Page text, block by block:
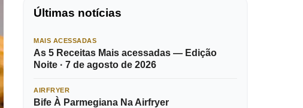
Últimas notícias
MAIS ACESSADAS
As 5 Receitas Mais acessadas — Edição
Noite · 7 de agosto de 2026
AIRFRYER
Bife À Parmegiana Na Airfryer